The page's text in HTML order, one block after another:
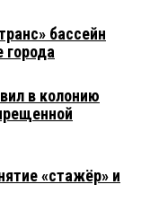
бассейн
города
в колонию
«стажёр» и